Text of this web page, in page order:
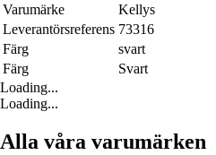
Varumärke
Kellys
Leverantörsreferens 73316
Färg
svart
Färg
Svart
Loading...
Loading...
Alla våra varumärken